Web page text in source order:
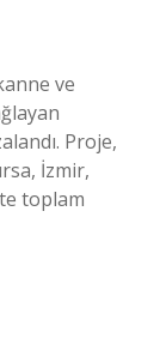
ve
Proje,
İzmir,
toplam